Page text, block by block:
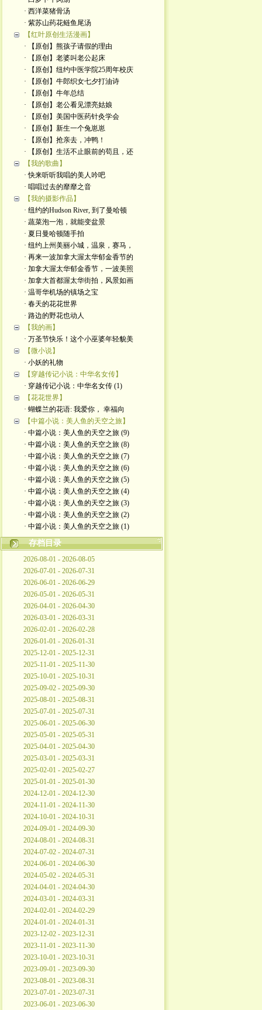
· 西洋菜猪骨汤
· 紫苏山药花鲢鱼尾汤
【红叶原创生活漫画】
· 【原创】熊孩子请假的理由
· 【原创】老婆叫老公起床
· 【原创】纽约中医学院25周年校庆
· 【原创】牛郎织女七夕打油诗
· 【原创】牛年总结
· 【原创】老公看见漂亮姑娘
· 【原创】美国中医药针灸学会
· 【原创】新生一个兔崽崽
· 【原创】抢亲去，冲鸭！
· 【原创】生活不止眼前的苟且，还
【我的歌曲】
· 快来听听我唱的美人吟吧
· 唱唱过去的靡靡之音
【我的摄影作品】
· 纽约的Hudson River, 到了曼哈顿
· 蔬菜泡一泡，就能变盆景
· 夏日曼哈顿随手拍
· 纽约上州美丽小城，温泉，赛马，
· 再来一波加拿大渥太华郁金香节的
· 加拿大渥太华郁金香节，一波美照
· 加拿大首都渥太华街拍，风景如画
· 温哥华机场的镇场之宝
· 春天的花花世界
· 路边的野花也动人
【我的画】
· 万圣节快乐！这个小巫婆年轻貌美
【微小说】
· 小妖的礼物
【穿越传记小说：中华名女传】
· 穿越传记小说：中华名女传 (1)
【花花世界】
· 蝴蝶兰的花语: 我爱你， 幸福向
【中篇小说：美人鱼的天空之旅】
· 中篇小说：美人鱼的天空之旅 (9)
· 中篇小说：美人鱼的天空之旅 (8)
· 中篇小说：美人鱼的天空之旅 (7)
· 中篇小说：美人鱼的天空之旅 (6)
· 中篇小说：美人鱼的天空之旅 (5)
· 中篇小说：美人鱼的天空之旅 (4)
· 中篇小说：美人鱼的天空之旅 (3)
· 中篇小说：美人鱼的天空之旅 (2)
· 中篇小说：美人鱼的天空之旅 (1)
存档目录
2026-08-01 - 2026-08-05
2026-07-01 - 2026-07-31
2026-06-01 - 2026-06-29
2026-05-01 - 2026-05-31
2026-04-01 - 2026-04-30
2026-03-01 - 2026-03-31
2026-02-01 - 2026-02-28
2026-01-01 - 2026-01-31
2025-12-01 - 2025-12-31
2025-11-01 - 2025-11-30
2025-10-01 - 2025-10-31
2025-09-02 - 2025-09-30
2025-08-01 - 2025-08-31
2025-07-01 - 2025-07-31
2025-06-01 - 2025-06-30
2025-05-01 - 2025-05-31
2025-04-01 - 2025-04-30
2025-03-01 - 2025-03-31
2025-02-01 - 2025-02-27
2025-01-01 - 2025-01-30
2024-12-01 - 2024-12-30
2024-11-01 - 2024-11-30
2024-10-01 - 2024-10-31
2024-09-01 - 2024-09-30
2024-08-01 - 2024-08-31
2024-07-02 - 2024-07-31
2024-06-01 - 2024-06-30
2024-05-02 - 2024-05-31
2024-04-01 - 2024-04-30
2024-03-01 - 2024-03-31
2024-02-01 - 2024-02-29
2024-01-01 - 2024-01-31
2023-12-02 - 2023-12-31
2023-11-01 - 2023-11-30
2023-10-01 - 2023-10-31
2023-09-01 - 2023-09-30
2023-08-01 - 2023-08-31
2023-07-01 - 2023-07-31
2023-06-01 - 2023-06-30